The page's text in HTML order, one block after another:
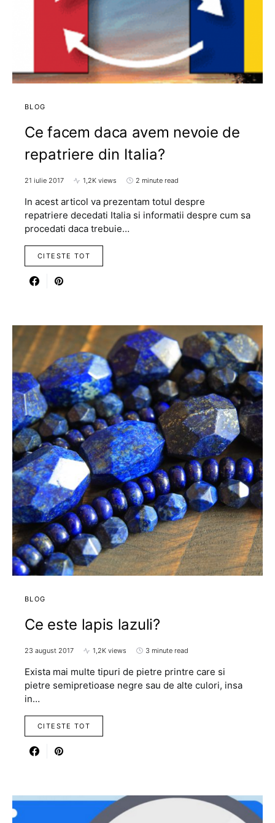
BLOG
Ce facem daca avem nevoie de
repatriere din Italia?
21 iulie 2017 1,2K views 2 minute read
In acest articol va prezentam totul despre
repatriere decedati Italia si informatii despre cum sa
procedati daca trebuie…
CITESTE TOT
BLOG
Ce este lapis lazuli?
23 august 2017 1,2K views 3 minute read
Exista mai multe tipuri de pietre printre care si
pietre semipretioase negre sau de alte culori, insa
in…
CITESTE TOT